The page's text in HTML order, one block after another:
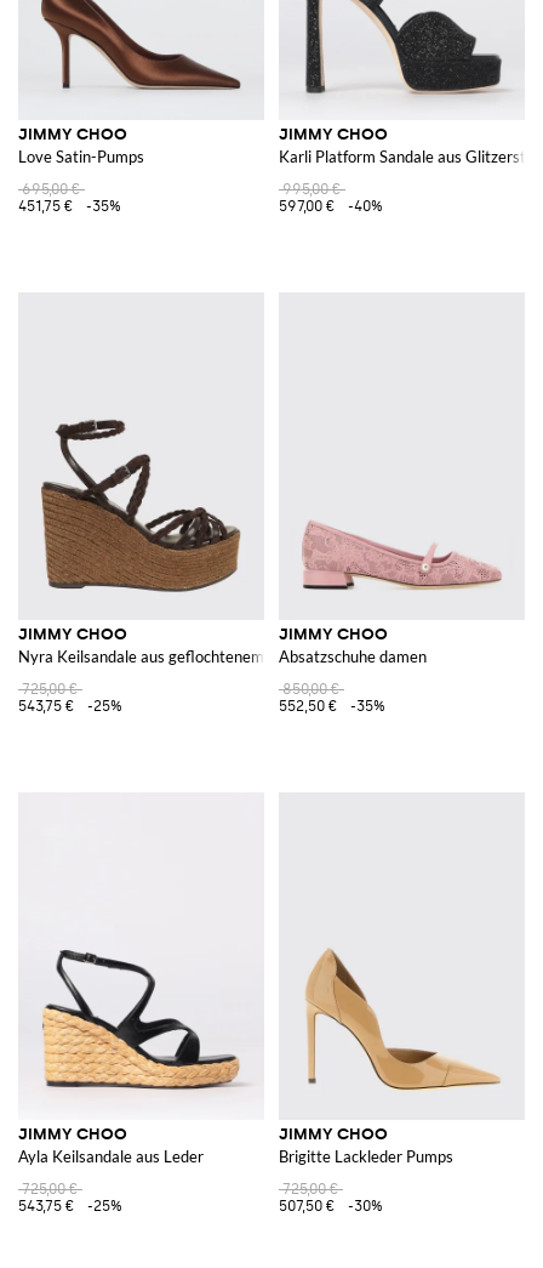
JIMMY CHOO
Love Satin-Pumps
695,00 €
451,75 €
-35%
JIMMY CHOO
Karli Platform Sandale aus Glitzerstoff
995,00 €
597,00 €
-40%
JIMMY CHOO
Nyra Keilsandale aus geflochtenem Wildleder und Leder
725,00 €
543,75 €
-25%
JIMMY CHOO
Absatzschuhe damen
850,00 €
552,50 €
-35%
JIMMY CHOO
Ayla Keilsandale aus Leder
725,00 €
543,75 €
-25%
JIMMY CHOO
Brigitte Lackleder Pumps
725,00 €
507,50 €
-30%